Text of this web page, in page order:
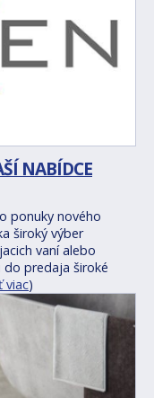
NABÍDCE
ponuky nového
široký výber
vaní alebo
do predaja široké
viac)